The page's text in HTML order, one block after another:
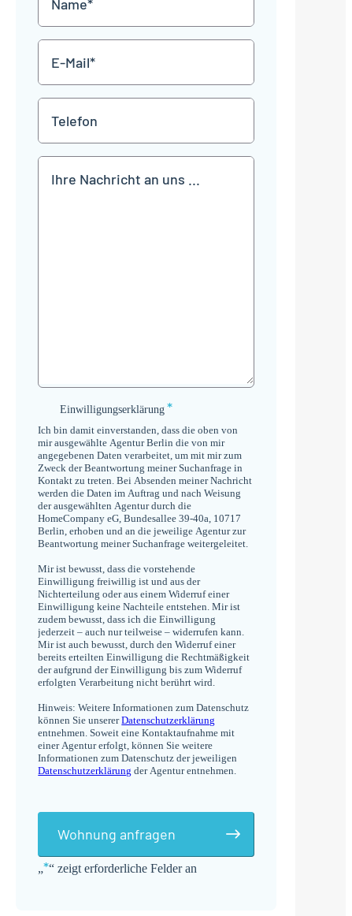
„*“ zeigt erforderliche Felder an
JJJJ
Mail
*
Einwilligungserklärung
Einwilligungserklärung *
Ich bin damit einverstanden, dass die oben von
mir ausgewählte Agentur Berlin die von mir
angegebenen Daten verarbeitet, um mit mir zum
Zweck der Beantwortung meiner Suchanfrage in
Kontakt zu treten. Bei Absenden meiner Nachricht
werden die Daten im Auftrag und nach Weisung
der ausgewählten Agentur durch die
HomeCompany eG, Bundesallee 39-40a, 10717
Berlin, erhoben und an die jeweilige Agentur zur
Beantwortung meiner Suchanfrage weitergeleitet.
Mir ist bewusst, dass die vorstehende
Einwilligung freiwillig ist und aus der
Nichterteilung oder aus einem Widerruf einer
Einwilligung keine Nachteile entstehen. Mir ist
zudem bewusst, dass ich die Einwilligung
jederzeit – auch nur teilweise – widerrufen kann.
Mir ist auch bewusst, durch den Widerruf einer
bereits erteilten Einwilligung die Rechtmäßigkeit
der aufgrund der Einwilligung bis zum Widerruf
erfolgten Verarbeitung nicht berührt wird.
Hinweis: Weitere Informationen zum Datenschutz
können Sie unsererDatenschutzerklärung
entnehmen. Soweit eine Kontaktaufnahme mit
einer Agentur erfolgt, können Sie weitere
Informationen zum Datenschutz der jeweiligen
Datenschutzerklärung der Agentur entnehmen.
Wohnung anfragen